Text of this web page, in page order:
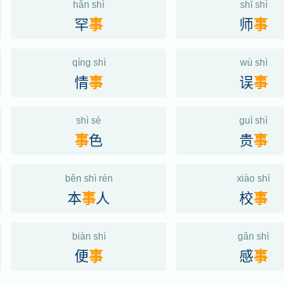
hǎn shì
罕事
shī shì
师事
qíng shì
情事
wù shì
误事
shì sè
事色
guì shì
贵事
běn shì rén
本事人
xiào shì
校事
biàn shì
便事
gǎn shì
感事